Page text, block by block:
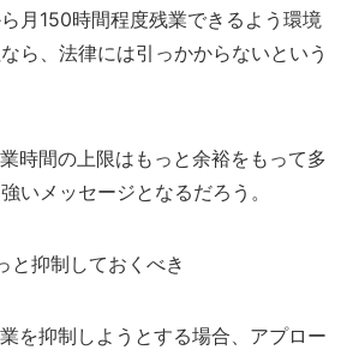
月150時間程度残業できるよう環境
ら、法律には引っかからないという
時間の上限はもっと余裕をもって多
いメッセージとなるだろう。
抑制しておくべき
を抑制しようとする場合、アプロー